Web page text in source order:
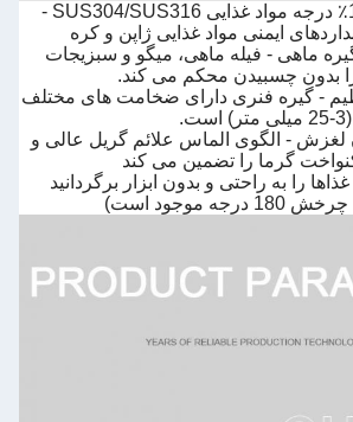
فولاد ضد زنگ 100٪ درجه مواد غذایی SUS304/SUS316 -
ایمنی مواد غذایی ژاپن و کره
ماهی - فیله ماهی، میگو و سبزیجات
بدون چسبیدن محکم می کند.
- گیره فنری دارای ضخامت های مختلف
(3-25 میلی متر) است.
- الگوی الماس علائم گریل عالی و
گرما را تضمین می کند
را به راحتی و بدون ابزار برگردانید
موجود است)